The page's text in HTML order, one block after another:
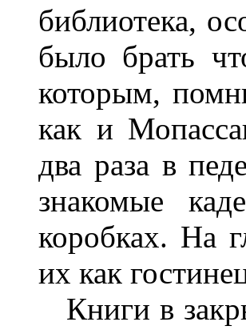
библиотека,
было брать
которым,
как и
два раза в
знакомые
коробках. На
их как
Книги в